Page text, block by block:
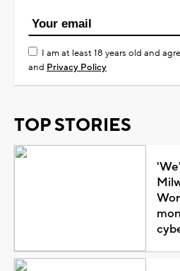
I am at least 18 years old and
and Privacy Policy
TOP STORIES